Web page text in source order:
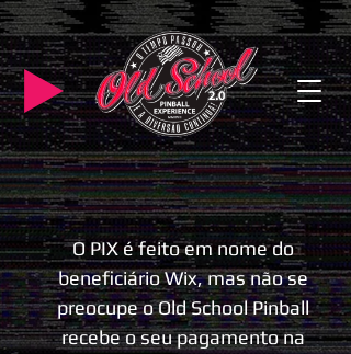
O PIX é feito em nome do
beneficiário Wix, mas não se
preocupe o Old School Pinball
recebe o seu pagamento na